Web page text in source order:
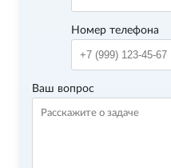
Номер телефона
Ваш вопрос